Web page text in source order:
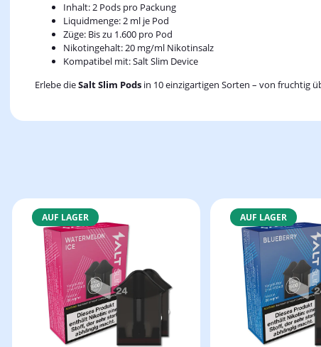
Inhalt: 2 Pods pro Packung
Liquidmenge: 2 ml je Pod
Züge: Bis zu 1.600 pro Pod
Nikotingehalt: 20 mg/ml Nikotinsalz
Kompatibel mit: Salt Slim Device
Erlebe dieSalt Slim Pods in 10 einzigartigen Sorten – von fruchtig
AUF LAGER AUF LAGER